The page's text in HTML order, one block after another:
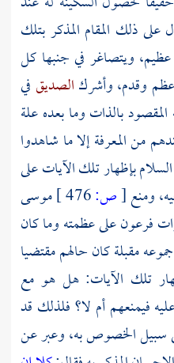
ذلك المقام المذكر بتلك
ويتصاغر في جنبها كل
وقدم، وأشركالصديقفي
المقصود بالذات وما بعده علة
من المعرفة إلا ما شاهدوا
بإظهار تلك الآيات على
ومنع[ص:
موسى
فرعونعلى عظمته وما كان
مقبلة كان حالهم مقتضيا
تلك الآيات: هل هو مع
فيمنعهم أم لا؟ فلذلك قد
سبيل الخصوص به، وعبر عن